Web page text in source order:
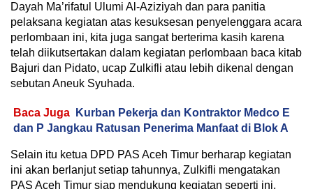
Dayah Ma’rifatul Ulumi Al-Aziziyah dan para panitia
pelaksana kegiatan atas kesuksesan penyelenggara acara
perlombaan ini, kita juga sangat berterima kasih karena
telah diikutsertakan dalam kegiatan perlombaan baca kitab
Bajuri dan Pidato, ucap Zulkifli atau lebih dikenal dengan
sebutan Aneuk Syuhada.
Baca Juga
Kurban Pekerja dan Kontraktor Medco E
dan P Jangkau Ratusan Penerima Manfaat di Blok A
Selain itu ketua DPD PAS Aceh Timur berharap kegiatan
ini akan berlanjut setiap tahunnya, Zulkifli mengatakan
PAS Aceh Timur siap mendukung kegiatan seperti ini,